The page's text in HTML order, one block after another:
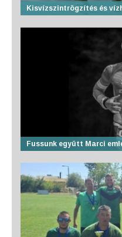
Kisvízszintrögzítés és
Fussunk együtt Marci